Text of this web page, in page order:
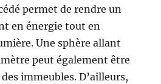
permet de rendre un
en énergie tout en
Une sphère allant
peut également être
immeubles. D’ailleurs,